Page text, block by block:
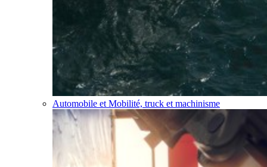
Automobile et Mobilité, truck et machinisme